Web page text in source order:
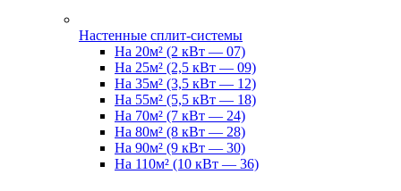
Настенные сплит-системы
На 20м² (2 кВт — 07)
На 25м² (2,5 кВт — 09)
На 35м² (3,5 кВт — 12)
На 55м² (5,5 кВт — 18)
На 70м² (7 кВт — 24)
На 80м² (8 кВт — 28)
На 90м² (9 кВт — 30)
На 110м² (10 кВт — 36)